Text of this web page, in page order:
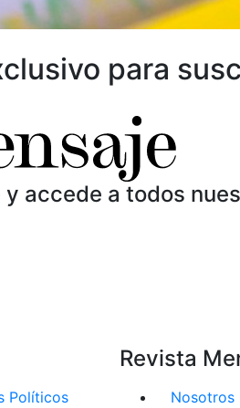
para
accede a todos
Políticos
Revista
Nosotros